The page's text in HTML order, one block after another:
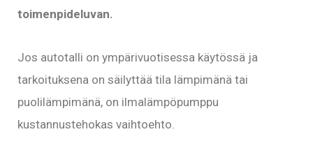
toimenpideluvan.
Jos autotalli on ympärivuotisessa käytössä ja
tarkoituksena on säilyttää tila lämpimänä tai
puolilämpimänä, on ilmalämpöpumppu
kustannustehokas vaihtoehto.